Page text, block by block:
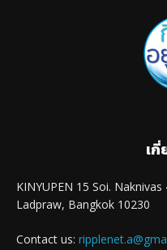
เกี่
KINYUPEN 15 Soi.
Ladpraw, Bangkok 10230
Contact us: